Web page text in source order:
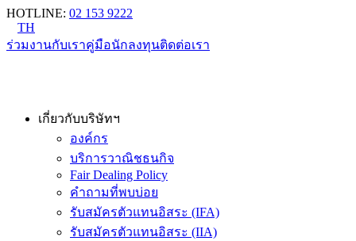
HOTLINE: 02 153 9222
TH
ร่วมงานกับเราคู่มือนักลงทุนติดต่อเรา
เกี่ยวกับบริษัทฯ
องค์กร
บริการวาณิชธนกิจ
Fair Dealing Policy
คำถามที่พบบ่อย
รับสมัครตัวแทนอิสระ (IFA)
รับสมัครตัวแทนอิสระ (IIA)